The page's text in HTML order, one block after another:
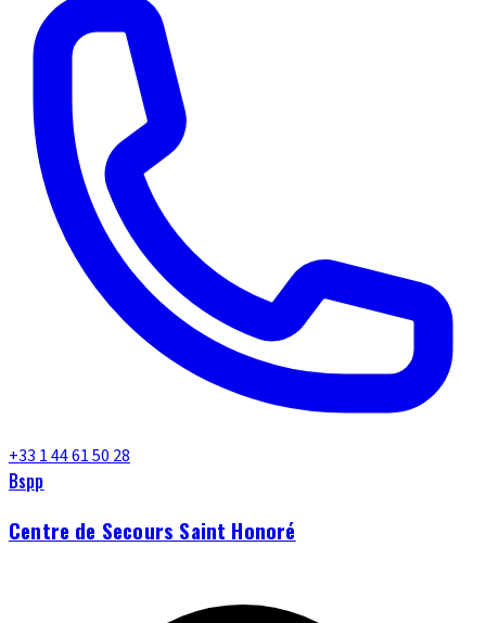
+33 1 44 61 50 28
Bspp
Centre de Secours Saint Honoré